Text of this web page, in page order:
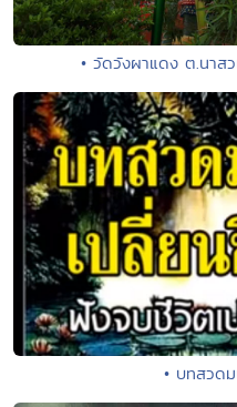
• วัดวังผาแดง ต.นา
• บทสวด